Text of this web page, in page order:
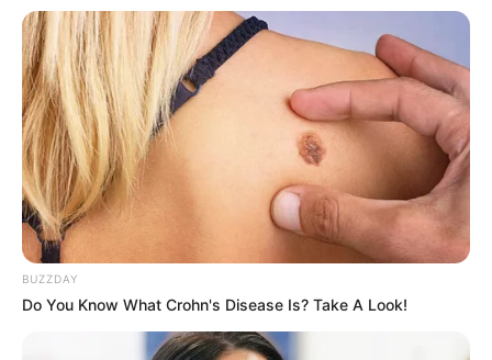
10 Desain Kanopi Tempat
Tidur, Serasa Beristirahat di
Kamar Raja
BUZZDAY
Do You Know What Crohn's Disease Is? Take A Look!